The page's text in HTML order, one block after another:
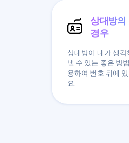
상대방의
경우
상대방이 내가 생
낼 수 있는 좋은 방
용하여 번호 뒤에
요.